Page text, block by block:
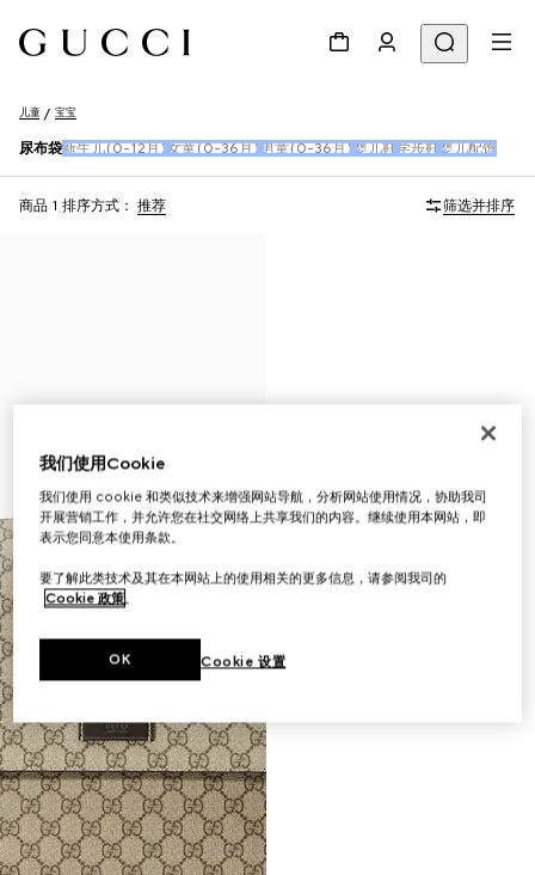
儿童 宝宝
尿布袋 新生儿(0-12月) 女童(0-36月) 男童(0-36月) 婴儿鞋 学步鞋 婴儿配饰
商品 1 排序方式： 推荐 筛选并排序
我们使用Cookie
我们使用 cookie 和类似技术来增强网站导航，分析网站使用情况，协助我司
开展营销工作，并允许您在社交网络上共享我们的内容。继续使用本网站，即
表示您同意本使用条款。
要了解此类技术及其在本网站上的使用相关的更多信息，请参阅我司的
Cookie 政策。
Cookie 设置
OK